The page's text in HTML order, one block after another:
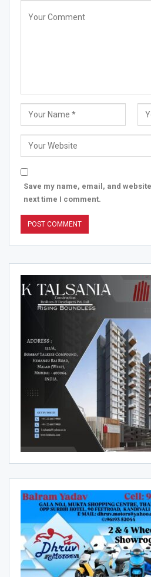
Save my name, email, and
next time I comment.